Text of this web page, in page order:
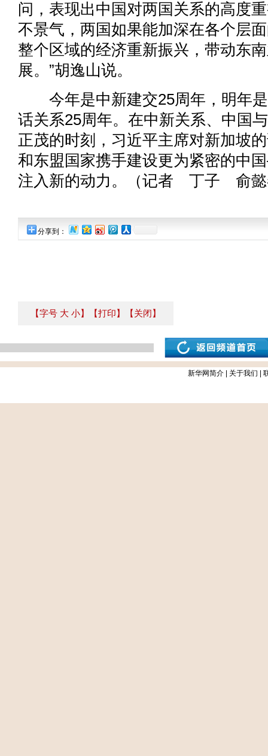
问，表现出中国对两国关系的高度
不景气，两国如果能加深在各个层
整个区域的经济重新振兴，带动东
展。”胡逸山说。
今年是中新建交25周年，明年
话关系25周年。在中新关系、中国
正茂的时刻，习近平主席对新加坡
和东盟国家携手建设更为紧密的中
注入新的动力。（记者 丁子 俞懿
分享到：
【字号 大 小】 【打印】 【关闭】
新华网简介 关于我们